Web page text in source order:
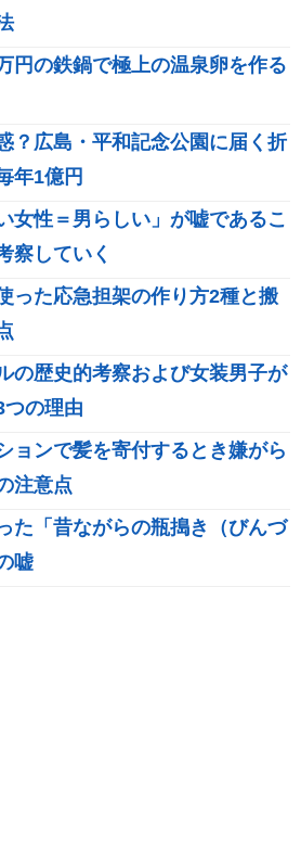
円の鉄鍋で極上の温泉卵を作る
？広島・平和記念公園に届く折
年1億円
女性＝男らしい」が嘘であるこ
察していく
った応急担架の作り方2種と搬
の歴史的考察および女装男子が
の理由
ョンで髪を寄付するとき嫌がら
注意点
た「昔ながらの瓶搗き（びんづ
嘘